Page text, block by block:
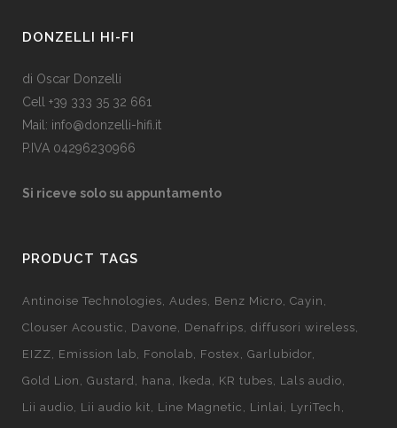
DONZELLI HI-FI
di Oscar Donzelli
Cell +39 333 35 32 661
Mail: info@donzelli-hifi.it
P.IVA 04296230966
Si riceve solo su appuntamento
PRODUCT TAGS
Antinoise Technologies Audes Benz Micro Cayin
Clouser Acoustic
Davone Denafrips diffusori wireless
EIZZ
Emission lab Fonolab Fostex
Garlubidor
Gold Lion
Gustard hana Ikeda KR tubes
Lals audio
Lii audio
Lii audio kit Line Magnetic Linlai
LyriTech